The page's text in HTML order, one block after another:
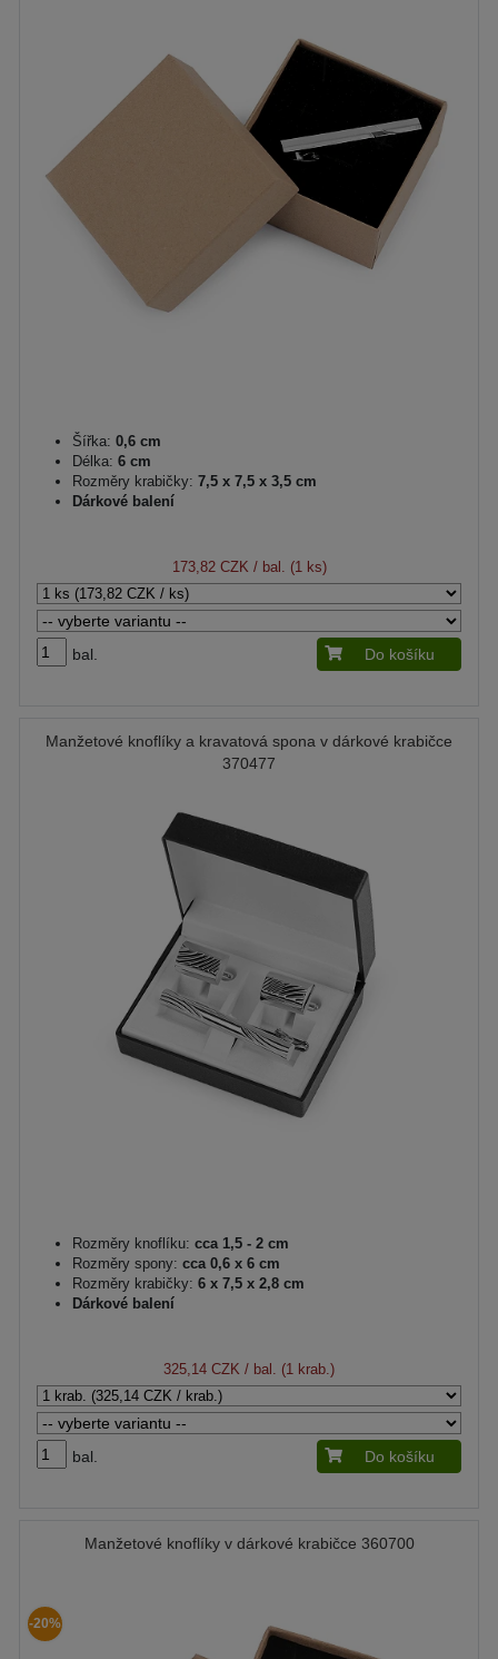
Šířka: 0,6 cm
Délka: 6 cm
Rozměry krabičky: 7,5 x 7,5 x 3,5 cm
Dárkové balení
173,82 CZK / bal. (1 ks)
bal. Do košíku
Manžetové knoflíky a kravatová spona v dárkové krabičce
370477
Rozměry knoflíku: cca 1,5 - 2 cm
Rozměry spony: cca 0,6 x 6 cm
Rozměry krabičky: 6 x 7,5 x 2,8 cm
Dárkové balení
325,14 CZK / bal. (1 krab.)
bal. Do košíku
Manžetové knoflíky v dárkové krabičce 360700
-20%